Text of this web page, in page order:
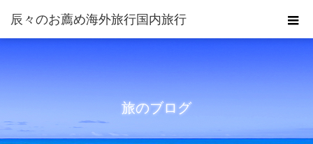
旅のブログ